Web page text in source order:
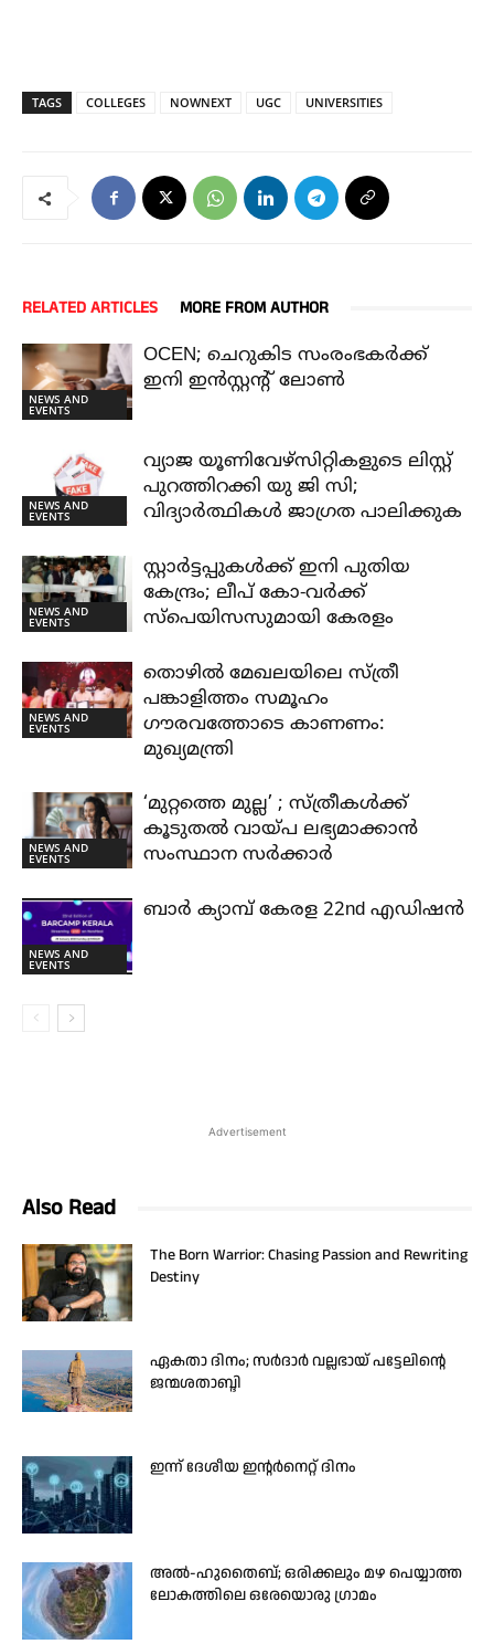
TAGS COLLEGES NOWNEXT UGC UNIVERSITIES
RELATED ARTICLES MORE FROM AUTHOR
NEWS AND
EVENTS
OCEN; ചെറുകിട സംരംഭകർക്ക്
ഇനി ഇൻസ്റ്റന്റ് ലോൺ
NEWS AND
EVENTS
വ്യാജ യൂണിവേഴ്സിറ്റികളുടെ ലിസ്റ്റ്
പുറത്തിറക്കി യു ജി സി;
വിദ്യാർത്ഥികൾ ജാഗ്രത പാലിക്കുക
NEWS AND
EVENTS
സ്റ്റാർട്ടപ്പുകൾക്ക് ഇനി പുതിയ
കേന്ദ്രം; ലീപ് കോ-വർക്ക്
സ്പെയിസസുമായി കേരളം
NEWS AND
EVENTS
തൊഴിൽ മേഖലയിലെ സ്ത്രീ
പങ്കാളിത്തം സമൂഹം
ഗൗരവത്തോടെ കാണണം:
മുഖ്യമന്ത്രി
NEWS AND
EVENTS
‘മുറ്റത്തെ മുല്ല’ ; സ്ത്രീകൾക്ക്
കൂടുതൽ വായ്പ ലഭ്യമാക്കാൻ
സംസ്ഥാന സർക്കാർ
NEWS AND
EVENTS
ബാർ ക്യാമ്പ് കേരള 22nd എഡിഷൻ
Advertisement
Also Read
The Born Warrior: Chasing Passion and Rewriting
Destiny
ഏകതാ ദിനം; സർദാർ വല്ലഭായ് പട്ടേലിന്റെ
ജന്മശതാബ്ദി
ഇന്ന് ദേശീയ ഇന്റർനെറ്റ് ദിനം
അൽ-ഹുതൈബ്; ഒരിക്കലും മഴ പെയ്യാത്ത
ലോകത്തിലെ ഒരേയൊരു ഗ്രാമം